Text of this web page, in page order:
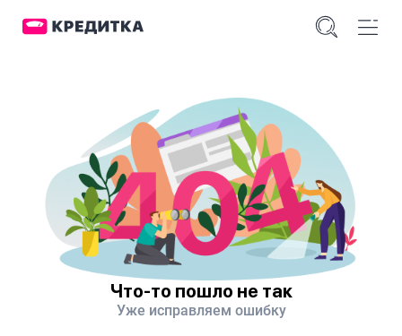
Что-то пошло не так
Уже исправляем ошибку